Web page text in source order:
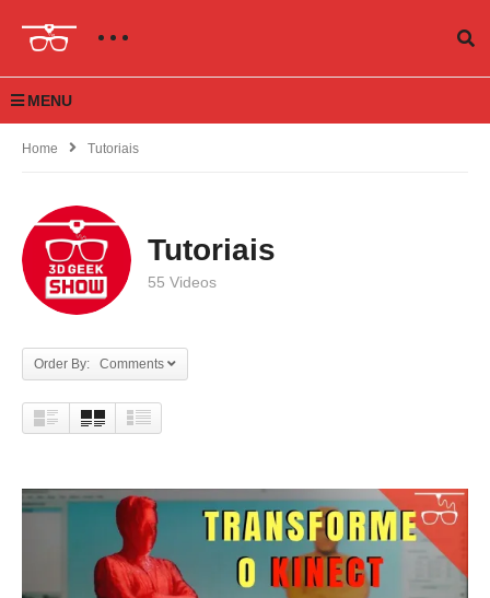
MENU
Home Tutoriais
Tutoriais
55 Videos
Order By: Comments